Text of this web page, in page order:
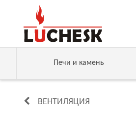
Печи и камень
ВЕНТИЛЯЦИЯ